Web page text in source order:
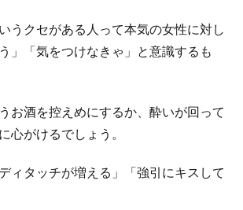
うクセがある人って本気の女性に対し
」「気をつけなきゃ」と意識するも
お酒を控えめにするか、酔いが回って
心がけるでしょう。
ィタッチが増える」「強引にキスして